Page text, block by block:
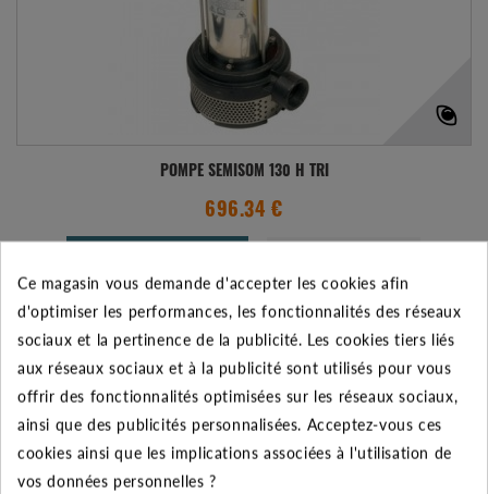
POMPE SEMISOM 130 H TRI
696.34 €
Expédié sous 48-72h
Ajouter à mes préférences Ajouter au comparateur
Ce magasin vous demande d'accepter les cookies afin
d'optimiser les performances, les fonctionnalités des réseaux
sociaux et la pertinence de la publicité. Les cookies tiers liés
aux réseaux sociaux et à la publicité sont utilisés pour vous
offrir des fonctionnalités optimisées sur les réseaux sociaux,
ainsi que des publicités personnalisées. Acceptez-vous ces
cookies ainsi que les implications associées à l'utilisation de
vos données personnelles ?